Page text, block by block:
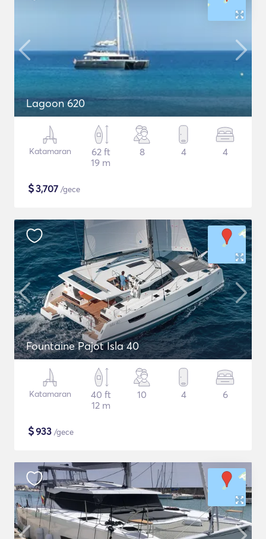
Lagoon 620
Katamaran
62 ft
19 m
8 4 4
$3,707 /gece
Fountaine Pajot Isla 40
Katamaran
40 ft
12 m
10 4 6
$933 /gece